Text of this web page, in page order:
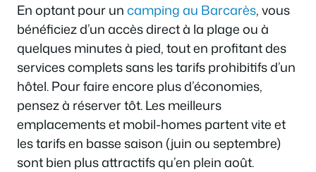
En optant pour uncamping au Barcarès, vous
bénéficiez d’un accès direct à la plage ou à
quelques minutes à pied, tout en profitant des
services complets sans les tarifs prohibitifs d’un
hôtel. Pour faire encore plus d’économies,
pensez à réserver tôt. Les meilleurs
emplacements et mobil-homes partent vite et
les tarifs en basse saison (juin ou septembre)
sont bien plus attractifs qu’en plein août.